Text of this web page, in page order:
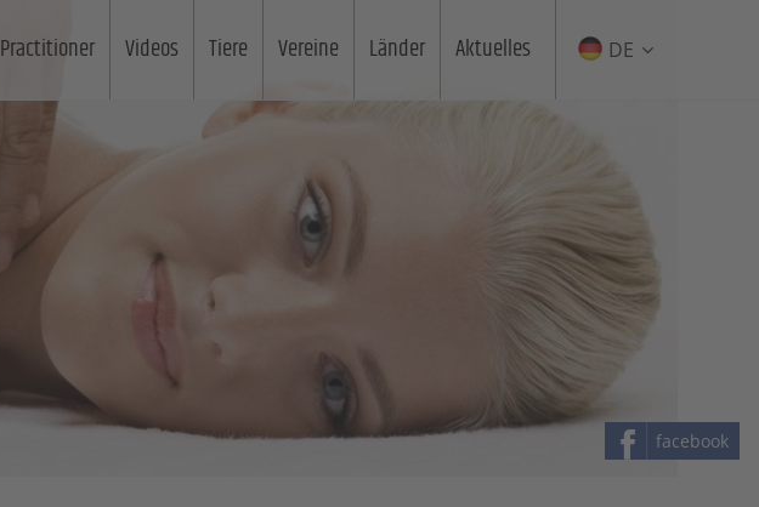
Practitioner Videos Tiere Vereine Länder Aktuelles DE
facebook